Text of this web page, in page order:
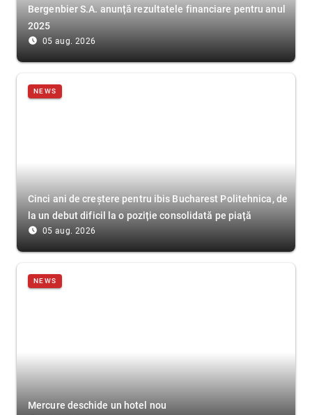
Bergenbier S.A. anunță rezultatele financiare pentru anul
2025
access_time_filled 05 aug. 2026
NEWS
Cinci ani de creștere pentru ibis Bucharest Politehnica, de
la un debut dificil la o poziție consolidată pe piață
access_time_filled 05 aug. 2026
NEWS
Mercure deschide un hotel nou